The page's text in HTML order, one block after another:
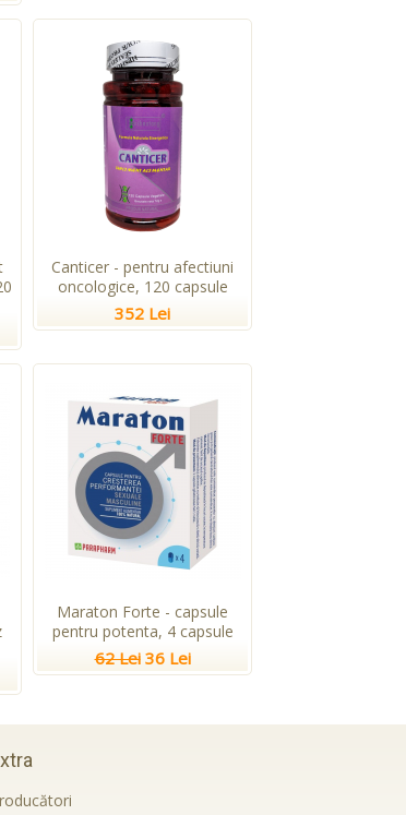
Canticer - pentru afectiuni
oncologice, 120 capsule
352 Lei
Maraton Forte - capsule
pentru potenta, 4 capsule
62 Lei 36 Lei